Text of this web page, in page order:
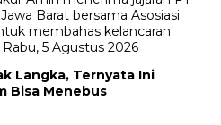
Langka, Ternyata Ini
Bisa Menebus